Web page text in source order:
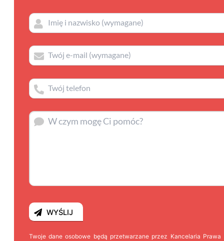
Twoje dane osobowe będą przetwarzane przez Kancelaria